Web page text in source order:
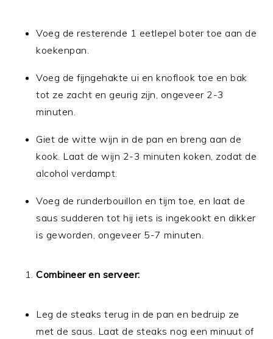
Voeg de resterende 1 eetlepel boter toe aan de
koekenpan.
Voeg de fijngehakte ui en knoflook toe en bak
tot ze zacht en geurig zijn, ongeveer 2-3
minuten.
Giet de witte wijn in de pan en breng aan de
kook. Laat de wijn 2-3 minuten koken, zodat de
alcohol verdampt.
Voeg de runderbouillon en tijm toe, en laat de
saus sudderen tot hij iets is ingekookt en dikker
is geworden, ongeveer 5-7 minuten.
Combineer en serveer:
Leg de steaks terug in de pan en bedruip ze
met de saus. Laat de steaks nog een minuut of